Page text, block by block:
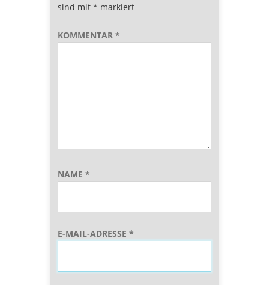
sind mit * markiert
KOMMENTAR *
NAME *
E-MAIL-ADRESSE *